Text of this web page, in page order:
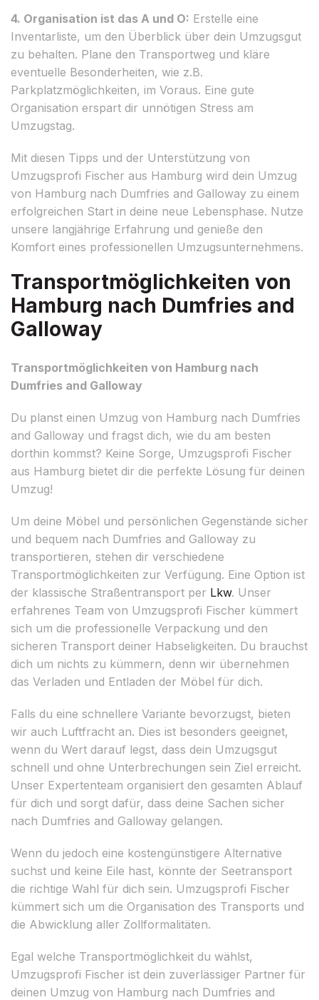
4. Organisation ist das A und O: Erstelle eine
Inventarliste, um den Überblick über dein Umzugsgut
zu behalten. Plane den Transportweg und kläre
eventuelle Besonderheiten, wie z.B.
Parkplatzmöglichkeiten, im Voraus. Eine gute
Organisation erspart dir unnötigen Stress am
Umzugstag.
Mit diesen Tipps und der Unterstützung von
Umzugsprofi Fischer aus Hamburg wird dein Umzug
von Hamburg nach Dumfries and Galloway zu einem
erfolgreichen Start in deine neue Lebensphase. Nutze
unsere langjährige Erfahrung und genieße den
Komfort eines professionellen Umzugsunternehmens.
Transportmöglichkeiten von
Hamburg nach Dumfries and
Galloway
Transportmöglichkeiten von Hamburg nach
Dumfries and Galloway
Du planst einen Umzug von Hamburg nach Dumfries
and Galloway und fragst dich, wie du am besten
dorthin kommst? Keine Sorge, Umzugsprofi Fischer
aus Hamburg bietet dir die perfekte Lösung für deinen
Umzug!
Um deine Möbel und persönlichen Gegenstände sicher
und bequem nach Dumfries and Galloway zu
transportieren, stehen dir verschiedene
Transportmöglichkeiten zur Verfügung. Eine Option ist
der klassische Straßentransport per Lkw. Unser
erfahrenes Team von Umzugsprofi Fischer kümmert
sich um die professionelle Verpackung und den
sicheren Transport deiner Habseligkeiten. Du brauchst
dich um nichts zu kümmern, denn wir übernehmen
das Verladen und Entladen der Möbel für dich.
Falls du eine schnellere Variante bevorzugst, bieten
wir auch Luftfracht an. Dies ist besonders geeignet,
wenn du Wert darauf legst, dass dein Umzugsgut
schnell und ohne Unterbrechungen sein Ziel erreicht.
Unser Expertenteam organisiert den gesamten Ablauf
für dich und sorgt dafür, dass deine Sachen sicher
nach Dumfries and Galloway gelangen.
Wenn du jedoch eine kostengünstigere Alternative
suchst und keine Eile hast, könnte der Seetransport
die richtige Wahl für dich sein. Umzugsprofi Fischer
kümmert sich um die Organisation des Transports und
die Abwicklung aller Zollformalitäten.
Egal welche Transportmöglichkeit du wählst,
Umzugsprofi Fischer ist dein zuverlässiger Partner für
deinen Umzug von Hamburg nach Dumfries and